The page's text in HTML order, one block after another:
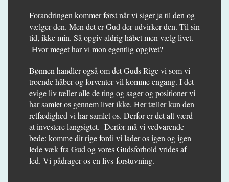
Forandringen kommer først når vi siger ja til den og
vælger den. Men det er Gud der udvirker den. Til sin
tid, ikke min. Så opgiv aldrig håbet men vælg livet.
Hvor meget har vi mon egentlig opgivet?
Bønnen handler også om det Guds Rige vi som vi
troende håber og forventer vil komme engang. I det
evige liv tæller alle de ting og sager og positioner vi
har samlet os gennem livet ikke. Her tæller kun den
retfædighed vi har samlet os. Derfor er det alt værd
at investere langsigtet. Derfor må vi vedvarende
bede: komme dit rige fordi vi lader os igen og igen
lede væk fra Gud og vores Gudsforhold vrides af
led. Vi pådrager os en livs-forstuvning.